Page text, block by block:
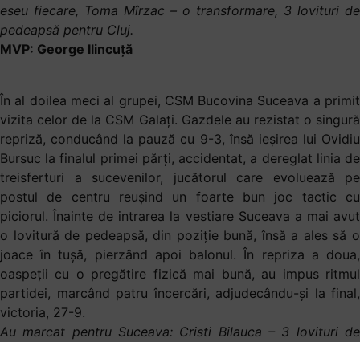
eseu fiecare, Toma Mîrzac – o transformare, 3 lovituri de
pedeapsă pentru Cluj.
MVP: George Ilincuță
În al doilea meci al grupei, CSM Bucovina Suceava a primit
vizita celor de la CSM Galați. Gazdele au rezistat o singură
repriză, conducând la pauză cu 9-3, însă ieșirea lui Ovidiu
Bursuc la finalul primei părți, accidentat, a dereglat linia de
treisferturi a sucevenilor, jucătorul care evoluează pe
postul de centru reușind un foarte bun joc tactic cu
piciorul. Înainte de intrarea la vestiare Suceava a mai avut
o lovitură de pedeapsă, din poziție bună, însă a ales să o
joace în tușă, pierzând apoi balonul. În repriza a doua,
oaspeții cu o pregătire fizică mai bună, au impus ritmul
partidei, marcând patru încercări, adjudecându-și la final,
victoria, 27-9.
Au marcat pentru Suceava: Cristi Bilauca – 3 lovituri de